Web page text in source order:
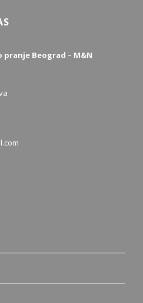
Beograd – M&N